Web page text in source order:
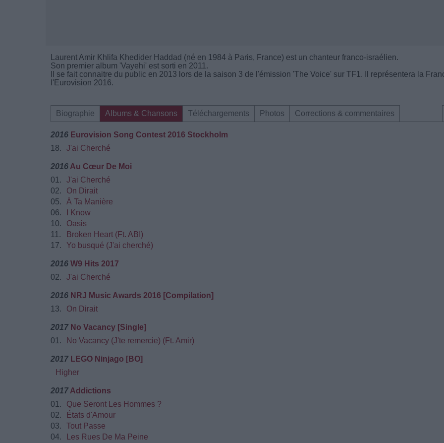
Laurent Amir Khlifa Khedider Haddad (né en 1984 à Paris, France) est un chanteur franco-israélien.
Son premier album 'Vayehi' est sorti en 2011.
Il se fait connaitre du public en 2013 lors de la saison 3 de l'émission 'The Voice' sur TF1. Il représentera la
l'Eurovision 2016.
Biographie Albums & Chansons Téléchargements Photos Corrections & commentaires
2016 Eurovision Song Contest 2016 Stockholm
18.
J'ai Cherché
2016 Au Cœur De Moi
01.
J'ai Cherché
02.
On Dirait
05.
À Ta Manière
06.
I Know
10.
Oasis
11.
Broken Heart (Ft. ABI)
17.
Yo busqué (J'ai cherché)
2016 W9 Hits 2017
02.
J'ai Cherché
2016 NRJ Music Awards 2016 [Compilation]
13.
On Dirait
2017 No Vacancy [Single]
01.
No Vacancy (J'te remercie) (Ft. Amir)
2017 LEGO Ninjago [BO]
Higher
2017 Addictions
01.
Que Seront Les Hommes ?
02.
États d'Amour
03.
Tout Passe
04.
Les Rues De Ma Peine